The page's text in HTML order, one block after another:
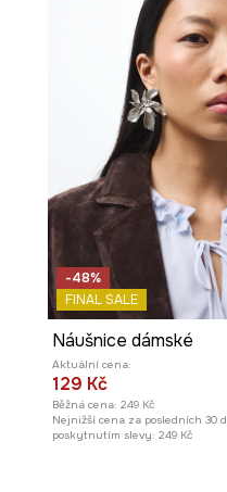
-48%
FINAL SALE
Náušnice dámské
Aktuální cena:
129 Kč
Běžná cena: 249 Kč
Nejnižší cena za posledních 30
poskytnutím slevy: 249 Kč